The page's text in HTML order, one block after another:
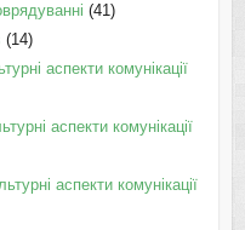
(41)
(14)
аспекти комунікації
аспекти комунікації
аспекти комунікації